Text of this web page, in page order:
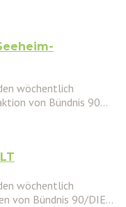
wöchentlich
von Bündnis 90...
wöchentlich
von Bündnis 90/DIE...